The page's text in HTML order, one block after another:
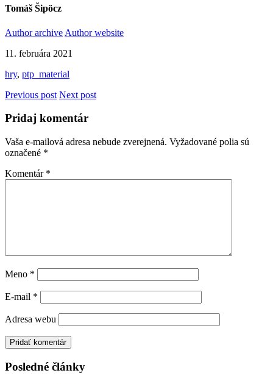
Tomáš Šipöcz
Author archive Author website
11. februára 2021
hry, ptp_material
Previous post Next post
Pridaj komentár
Vaša e-mailová adresa nebude zverejnená. Vyžadované polia sú
označené *
Komentár *
Meno *
E-mail *
Adresa webu
Posledné články